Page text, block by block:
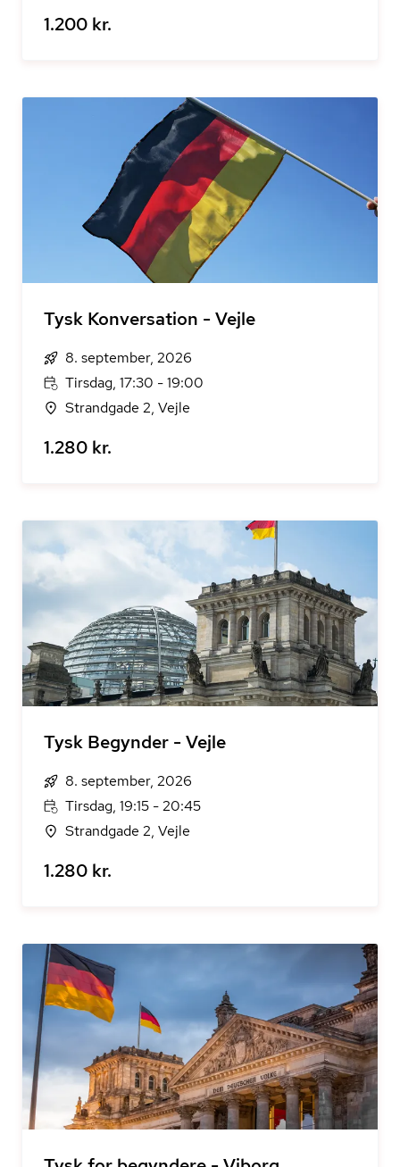
1.200 kr.
Tysk Konversation - Vejle
8. september, 2026
Tirsdag, 17:30 - 19:00
Strandgade 2, Vejle
1.280 kr.
Tysk Begynder - Vejle
8. september, 2026
Tirsdag, 19:15 - 20:45
Strandgade 2, Vejle
1.280 kr.